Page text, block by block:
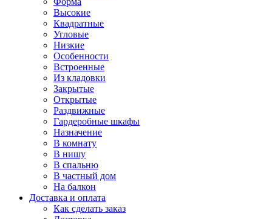
Высокие
Квадратные
Угловые
Низкие
Особенности
Встроенные
Из кладовки
Закрытые
Открытые
Раздвижные
Гардеробные шкафы
Назначение
В комнату
В нишу
В спальню
В частный дом
На балкон
Доставка и оплата
Как сделать заказ